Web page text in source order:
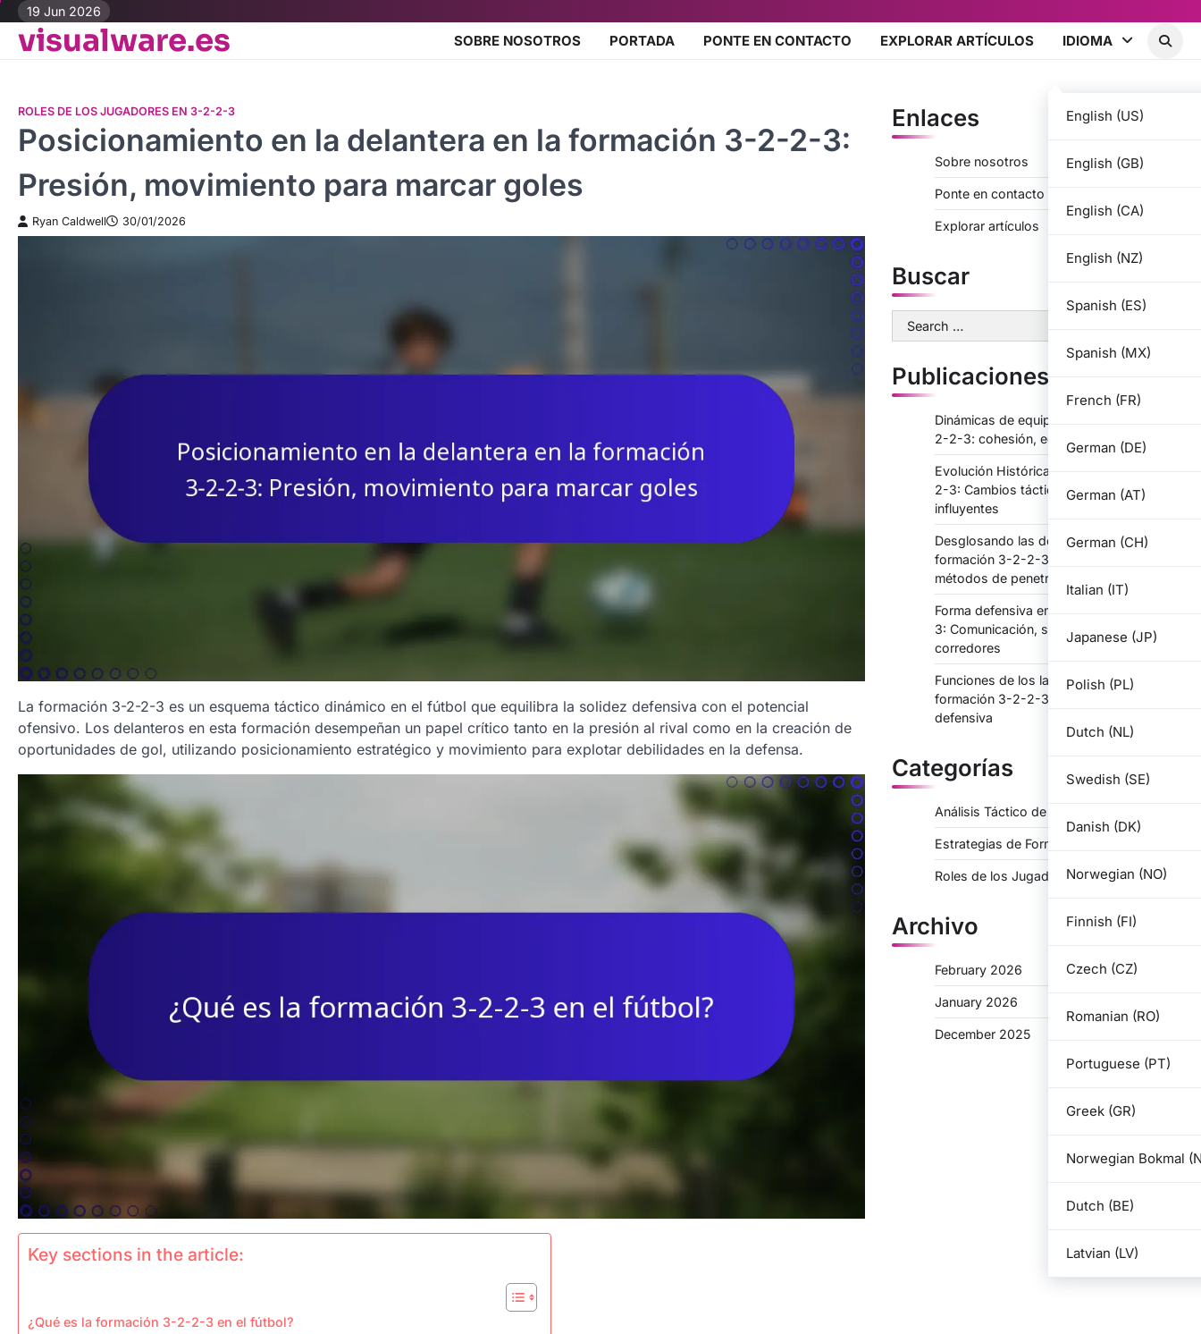
Skip
content
19 Jun 2026
visualware.es SOBRE NOSOTROS PORTADA PONTE EN CONTACTO EXPLORAR ARTÍCULOS IDIOMA
English (US)
English (GB)
English (CA)
English (NZ)
Spanish (ES)
Spanish (MX)
French (FR)
German (DE)
German (AT)
German (CH)
Italian (IT)
Japanese (JP)
Polish (PL)
Dutch (NL)
Swedish (SE)
Danish (DK)
Norwegian (NO)
Finnish (FI)
Czech (CZ)
Romanian (RO)
Portuguese (PT)
Greek (GR)
Norwegian Bokmal
Dutch (BE)
Latvian (LV)
ROLES DE LOS JUGADORES EN 3-2-2-3
Posicionamiento en la delantera en la formación 3-2-2-3:
Presión, movimiento para marcar goles
Ryan Caldwell 30/01/2026
La formación 3-2-2-3 es un esquema táctico dinámico en el fútbol que equilibra la solidez defensiva con el potencial
ofensivo. Los delanteros en esta formación desempeñan un papel crítico tanto en la presión al rival como en la creación de
oportunidades de gol, utilizando posicionamiento estratégico y movimiento para explotar debilidades en la defensa.
Key sections in the article:
¿Qué es la formación 3-2-2-3 en el fútbol?
Enlaces
Sobre nosotros
Ponte en contacto
Explorar artículos
Buscar
Search
for:
Publicaciones recientes
Dinámicas de equipo en la formación 3-
2-2-3: cohesión, equilibrio interpersonal
Evolución Histórica de la Formación 3-2-
2-3: Cambios tácticos, entrenadores
influyentes
Desglosando las defensas en la
formación 3-2-2-3: Patrones de ataque,
métodos de penetración
Forma defensiva en la formación 3-2-2-
3: Comunicación, seguimiento de los
corredores
Funciones de los laterales en la
formación 3-2-2-3: centros, cobertura
defensiva
Categorías
Análisis Táctico de 3-2-2-3
Estrategias de Formación para 3-2-2-3
Roles de los Jugadores en 3-2-2-3
Archivo
February 2026
January 2026
December 2025